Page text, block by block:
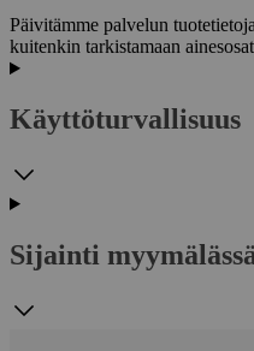
Päivitämme palvelun
kuitenkin tarkistamaan
Käyttöturvallisuus
Sijainti